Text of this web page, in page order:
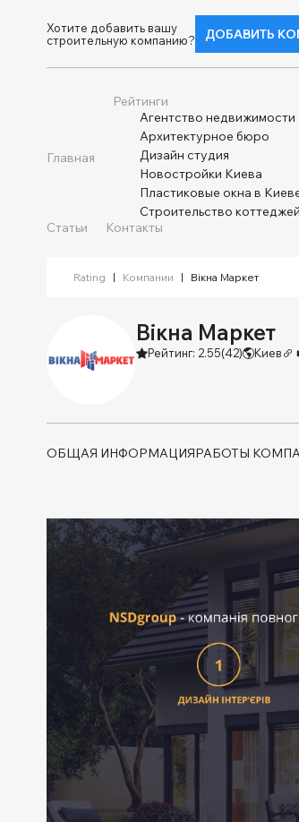
Хотите добавить вашу
строительную компанию?
ДОБАВИТЬ
Главная
Рейтинги
Агентство недвижимости
Архитектурное бюро
Дизайн студия
Новостройки Киева
Пластиковые окна в
Строительство коттеджей
Статьи Контакты
Rating | Компании | Вікна Маркет
Вікна Маркет
Рейтинг: 2.55(42) Киев
ОБЩАЯ ИНФОРМАЦИЯРАБОТЫ